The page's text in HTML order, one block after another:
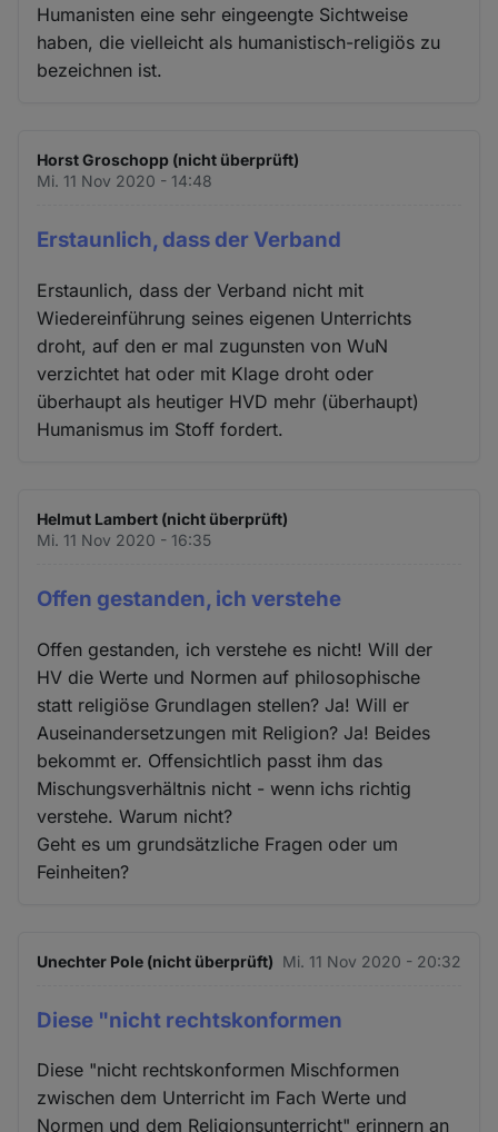
Humanisten eine sehr eingeengte Sichtweise
haben, die vielleicht als humanistisch-religiös zu
bezeichnen ist.
Horst Groschopp (nicht überprüft)
Mi. 11 Nov 2020 - 14:48
Erstaunlich, dass der Verband
Erstaunlich, dass der Verband nicht mit
Wiedereinführung seines eigenen Unterrichts
droht, auf den er mal zugunsten von WuN
verzichtet hat oder mit Klage droht oder
überhaupt als heutiger HVD mehr (überhaupt)
Humanismus im Stoff fordert.
Helmut Lambert (nicht überprüft)
Mi. 11 Nov 2020 - 16:35
Offen gestanden, ich verstehe
Offen gestanden, ich verstehe es nicht! Will der
HV die Werte und Normen auf philosophische
statt religiöse Grundlagen stellen? Ja! Will er
Auseinandersetzungen mit Religion? Ja! Beides
bekommt er. Offensichtlich passt ihm das
Mischungsverhältnis nicht - wenn ichs richtig
verstehe. Warum nicht?
Geht es um grundsätzliche Fragen oder um
Feinheiten?
Unechter Pole (nicht überprüft) Mi. 11 Nov 2020 - 20:32
Diese "nicht rechtskonformen
Diese "nicht rechtskonformen Mischformen
zwischen dem Unterricht im Fach Werte und
Normen und dem Religionsunterricht" erinnern an